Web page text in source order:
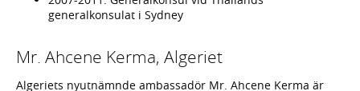
generalkonsulat i Sydney
Mr. Ahcene Kerma, Algeriet
Algeriets nyutnämnde ambassadör Mr. Ahcene Kerma är